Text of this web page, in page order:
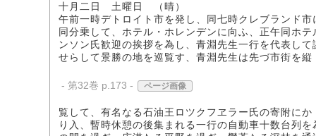
十月二日 土曜日 （晴）
午前一時デトロイト市を発し、同七時クレブランド
同分乗して、ホテル・ホレンデンに向ふ、正午同ホ
ンソン氏歓迎の挨拶を為し、青淵先生一行を代表し
せらして景勝の地を巡覧す、青淵先生は先づ市街を縦
- 第32巻 p.173 - ページ画像
覧して、有名なる石油王ロツクフヱラー氏の寄附に
り入、暫時休憩の後集まれる一行の自動車十数台列